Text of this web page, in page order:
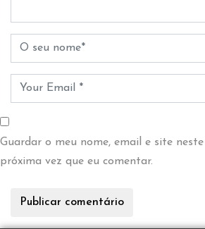
Guardar o meu nome, email e site
próxima vez que eu comentar.